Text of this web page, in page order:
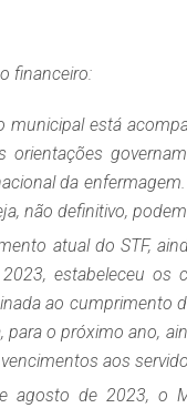
financeiro:
municipal está
da
não definitivo,
atual do STF,
estabeleceu os
ao cumprimento
para o próximo ano,
aos
agosto de 2023, o